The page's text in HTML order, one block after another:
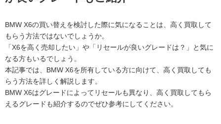
BMW X6の買い替えを検討した際に気になることは、高く買取して
もらう方法ではないでしょうか。
「X6を高く売却したい」や「リセールが良いグレードは？」と気に
なる方もいるでしょう。
本記事では、BMW X6を所有している方に向けて、高く買取しても
らう方法を詳しく解説します。
BMW X6はグレードによってリセールも異なり、高く買取してもら
えるグレードも紹介するのでぜひ参考にしてください。